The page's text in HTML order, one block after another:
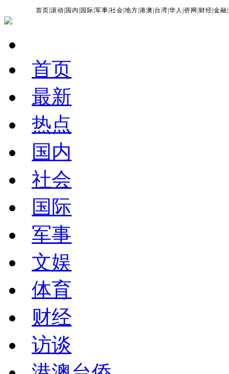
首页 |滚动 国内 国际 |军事 |社会 |地方 |港澳 台湾 |华人 |侨网 财经 |金融 |
首页
最新
热点
国内
社会
国际
军事
文娱
体育
财经
访谈